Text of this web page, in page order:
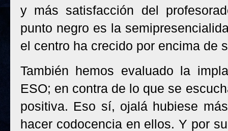
y más satisfacción del
punto negro es la
el centro ha crecido por encima de
También hemos evaluado la
ESO; en contra de lo que se
positiva. Eso sí, ojalá hubiese
hacer codocencia en ellos. Y por